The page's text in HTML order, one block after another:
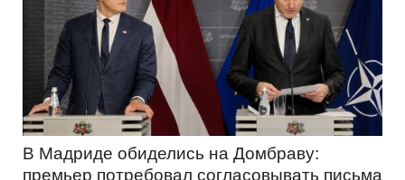
В Мадриде обиделись на Домбраву:
премьер потребовал согласовывать письма